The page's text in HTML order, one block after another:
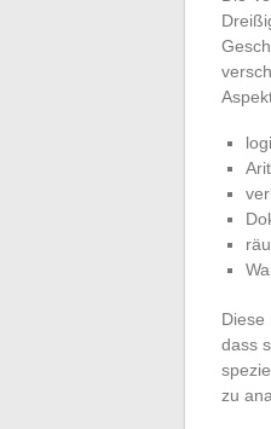
Diese
dass
zu